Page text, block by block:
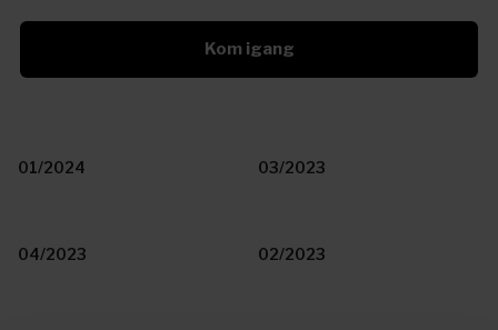
Kom igang
01/2024 03/2023
04/2023 02/2023